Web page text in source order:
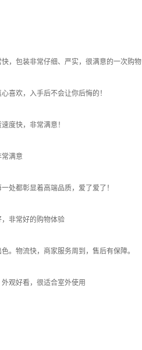
，包装非常仔细、严实，很满意的一次购物
喜欢，入手后不会让你后悔的！
度快，非常满意！
满意
处都彰显着高端品质，爱了爱了！
非常好的购物体验
。物流快，商家服务周到，售后有保障。
观好看，很适合室外使用